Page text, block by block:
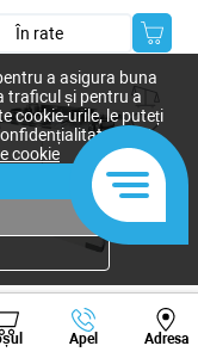
În rate
81 302 lei
de aer cu sistem
Apel Adresa
Viber Whatsapp
a asigura buna
traficul și pentru a
cookie-urile, le puteți
după
cookie